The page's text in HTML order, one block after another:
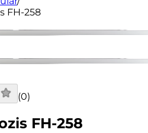
FH-258
(0)
FH-258